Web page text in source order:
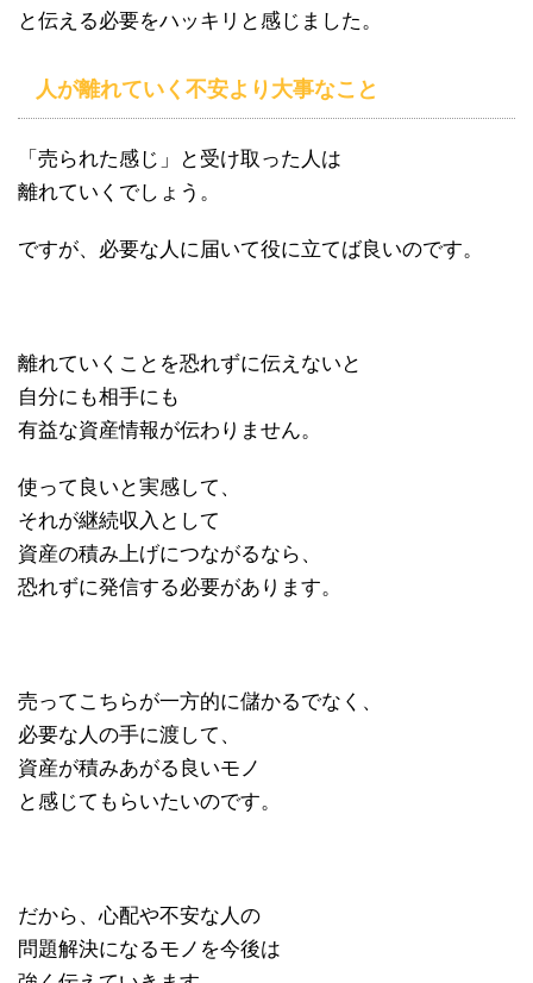
と伝える必要をハッキリと感じました。
人が離れていく不安より大事なこと
「売られた感じ」と受け取った人は
離れていくでしょう。
ですが、必要な人に届いて役に立てば良いのです。
離れていくことを恐れずに伝えないと
自分にも相手にも
有益な資産情報が伝わりません。
使って良いと実感して、
それが継続収入として
資産の積み上げにつながるなら、
恐れずに発信する必要があります。
売ってこちらが一方的に儲かるでなく、
必要な人の手に渡して、
資産が積みあがる良いモノ
と感じてもらいたいのです。
だから、心配や不安な人の
問題解決になるモノを今後は